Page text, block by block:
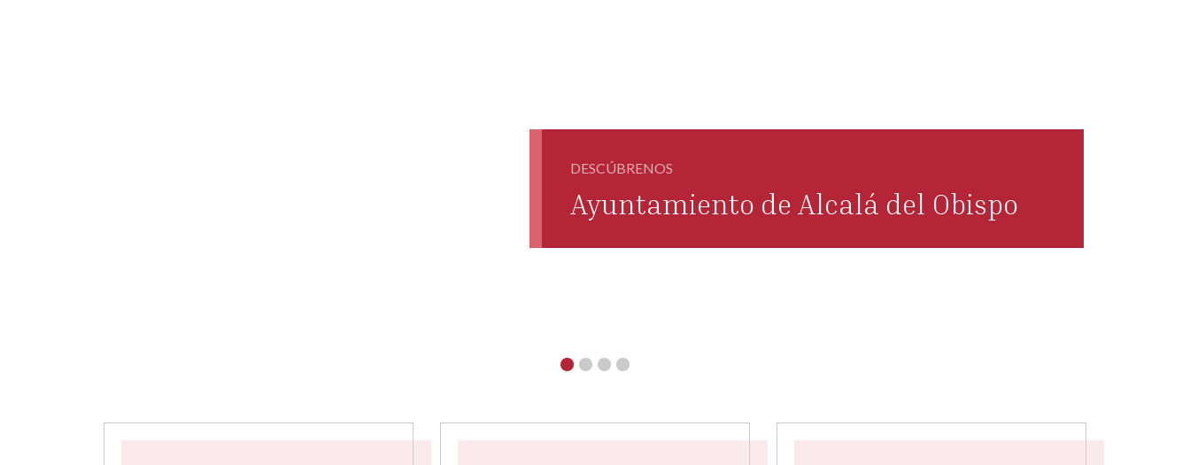
DESCÚBRENOS
Ayuntamiento de Alcalá del Obispo